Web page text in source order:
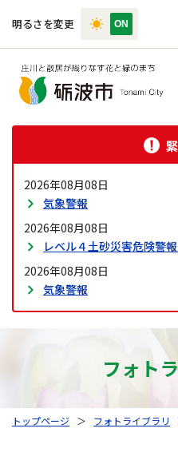
明るさを変更
2026年08月08日
気象警報
2026年08月08日
レベル４土砂災害危険警
2026年08月08日
気象警報
フォト
トップページ ＞ フォトライブラリ